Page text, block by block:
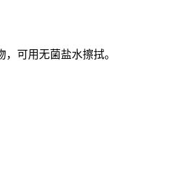
可用无菌盐水擦拭。